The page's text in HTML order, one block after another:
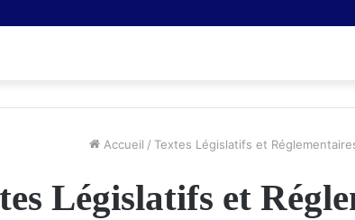
Accueil / Textes Législatifs et
Législatifs et